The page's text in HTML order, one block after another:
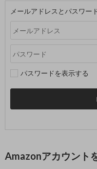
メールアドレスとパスワー
パスワードを表示する
Amazonアカウント